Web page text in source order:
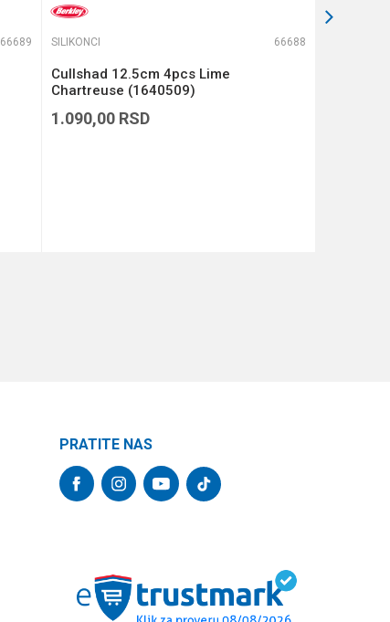
66689 SILIKONCI 66688
Cullshad 12.5cm 4pcs Lime
Chartreuse (1640509)
1.090,00 RSD
PRATITE NAS